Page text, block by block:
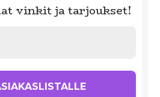
vinkit ja tarjoukset!